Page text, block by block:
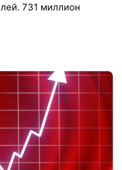
731 миллион